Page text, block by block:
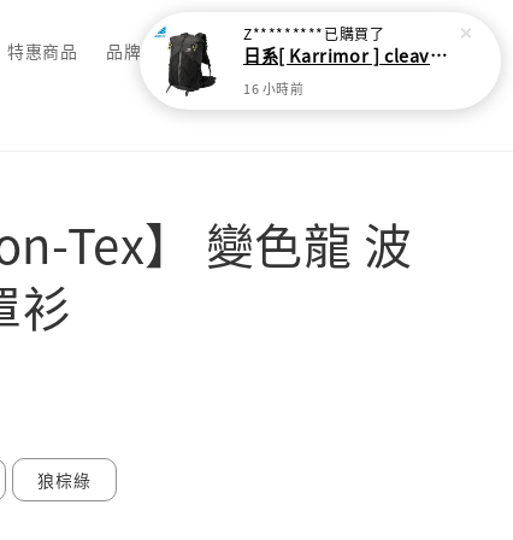
特惠商品 品牌總覽
Tex】 變色龍 波
衫
狼棕綠
Z*********已購買了
日系[ Karrimor ] cleave 30L 輕量野跑健走包
16 小時前